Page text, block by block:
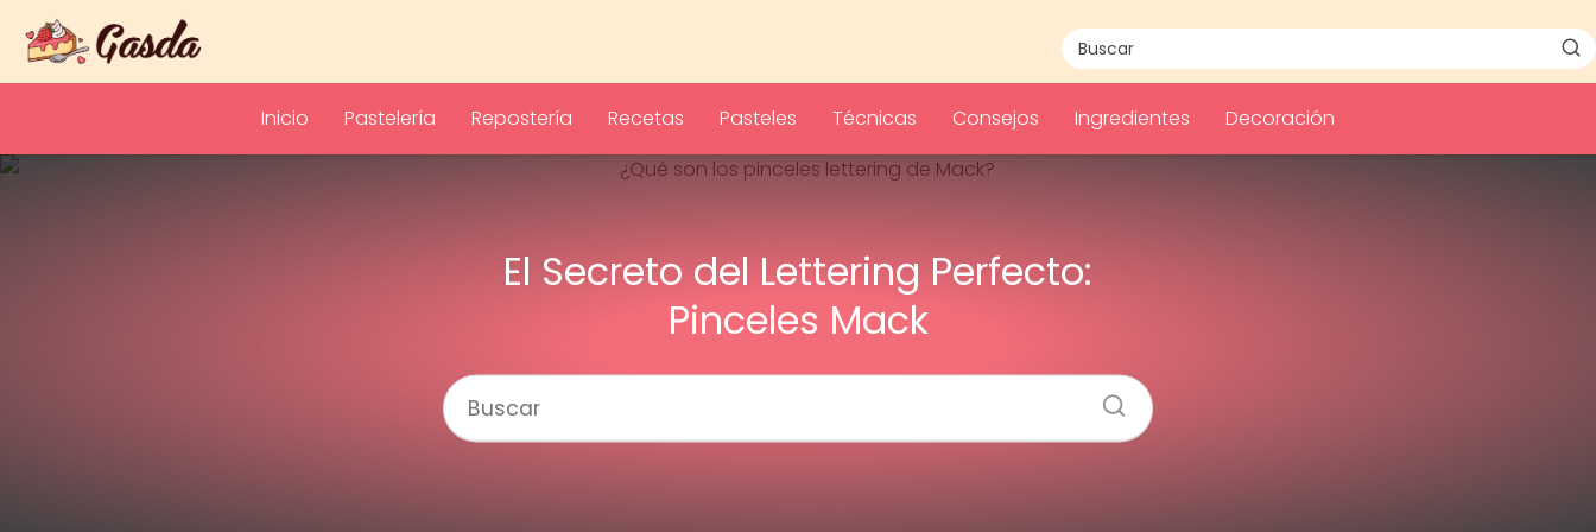
Inicio Pastelería Repostería Recetas Pasteles Técnicas Consejos Ingredientes Decoración
El Secreto del Lettering Perfecto:
Pinceles Mack